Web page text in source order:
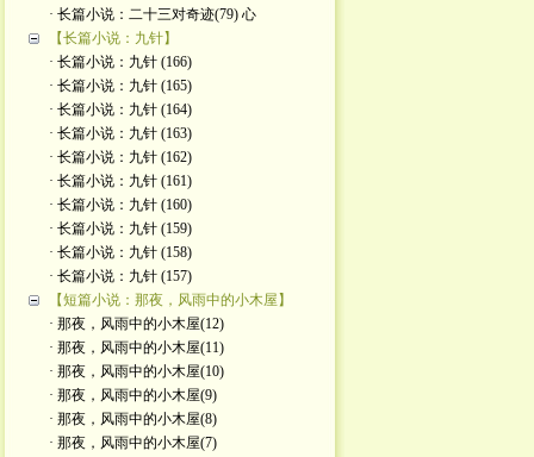
· 长篇小说：二十三对奇迹(79) 心
【长篇小说：九针】
· 长篇小说：九针 (166)
· 长篇小说：九针 (165)
· 长篇小说：九针 (164)
· 长篇小说：九针 (163)
· 长篇小说：九针 (162)
· 长篇小说：九针 (161)
· 长篇小说：九针 (160)
· 长篇小说：九针 (159)
· 长篇小说：九针 (158)
· 长篇小说：九针 (157)
【短篇小说：那夜，风雨中的小木屋】
· 那夜，风雨中的小木屋(12)
· 那夜，风雨中的小木屋(11)
· 那夜，风雨中的小木屋(10)
· 那夜，风雨中的小木屋(9)
· 那夜，风雨中的小木屋(8)
· 那夜，风雨中的小木屋(7)